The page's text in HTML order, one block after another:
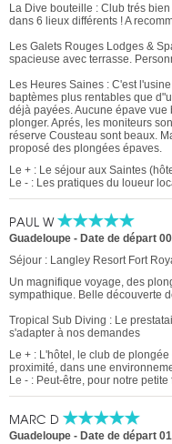
La Dive bouteille : Club trés
dans 6 lieux différents ! A
Les Galets Rouges Lodges &
spacieuse avec terrasse.
Les Heures Saines : C'est
baptèmes plus rentables que
déjà payées. Aucune épave
plonger. Aprés, les moniteurs
réserve Cousteau sont beaux.
proposé des plongées épaves.
Le + : Le séjour aux Saintes
Le - : Les pratiques du loueur
PAUL W
Guadeloupe - Date de départ
Séjour : Langley Resort Fort
Un magnifique voyage, des
sympathique. Belle découverte
Tropical Sub Diving : Le
s'adapter à nos demandes
Le + : L'hôtel, le club de
proximité, dans une
Le - : Peut-être, pour notre
MARC D
Guadeloupe - Date de départ